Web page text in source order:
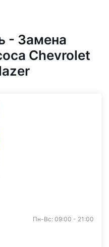
- Замена
Chevrolet
Пн-Вс: 09:00 - 21:00